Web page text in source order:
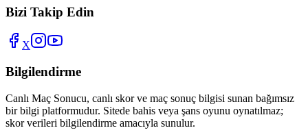
Bizi Takip Edin
X
Bilgilendirme
Canlı Maç Sonucu, canlı skor ve maç sonuç bilgisi sunan bağımsız
bir bilgi platformudur. Sitede bahis veya şans oyunu oynatılmaz;
skor verileri bilgilendirme amacıyla sunulur.